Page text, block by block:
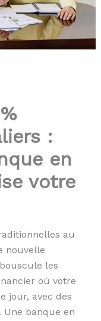
:
en
votre
au
nouvelle
les
où votre
jour, avec des
banque en